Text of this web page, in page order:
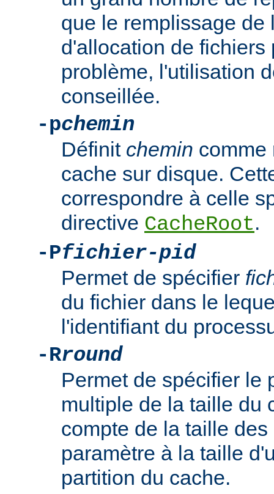
que le remplissage de
d'allocation de fichiers
problème, l'utilisation
conseillée.
-pchemin
Définit chemin comme
cache sur disque.
correspondre à celle
directive CacheRoot.
-Pfichier-pid
Permet de spécifier
du fichier dans le
l'identifiant du
-Rround
Permet de spécifier le
multiple de la taille du
compte de la taille
paramètre à la taille
partition du cache.